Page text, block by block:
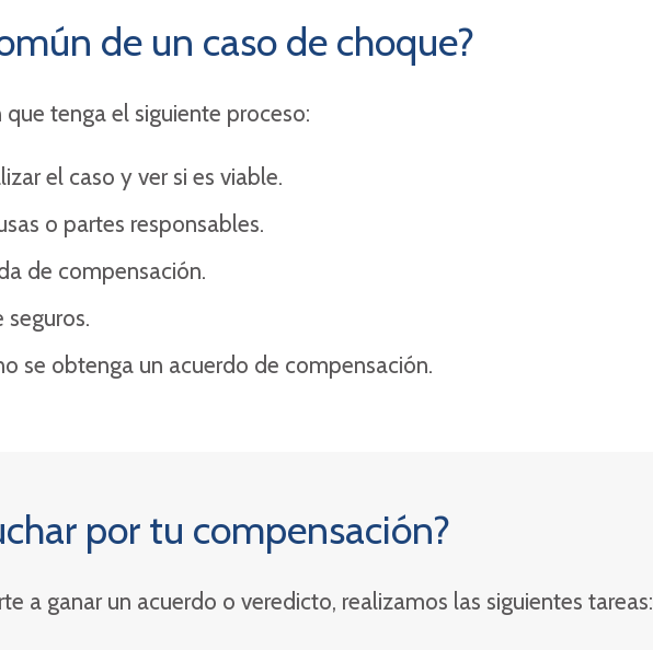
de un caso de choque?
tenga el siguiente proceso:
el caso y ver si es viable.
o partes responsables.
de compensación.
se obtenga un acuerdo de compensación.
por tu compensación?
a ganar un acuerdo o veredicto, realizamos las siguientes tareas: